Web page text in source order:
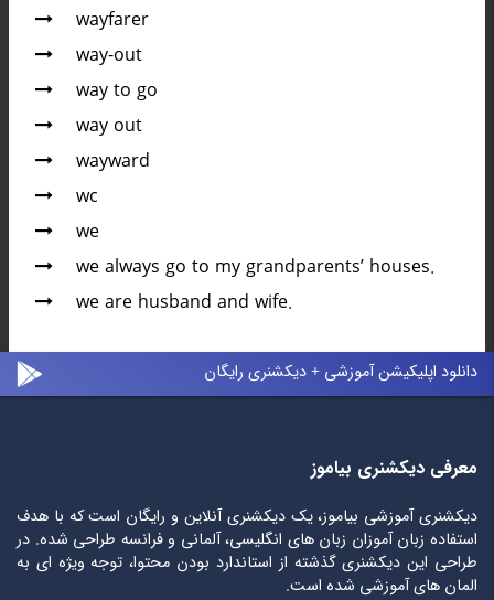
wayfarer
way-out
way to go
way out
wayward
wc
we
we always go to my grandparents’ houses.
we are husband and wife.
دانلود اپلیکیشن آموزشی + دیکشنری رایگان
معرفی دیکشنری بیاموز
دیکشنری آموزشی بیاموز، یک دیکشنری آنلاین و رایگان است که با هدف
استفاده زبان آموزان زبان های انگلیسی، آلمانی و فرانسه طراحی شده. در
طراحی این دیکشنری گذشته از استاندارد بودن محتوا، توجه ویژه ای به
المان های آموزشی شده است.